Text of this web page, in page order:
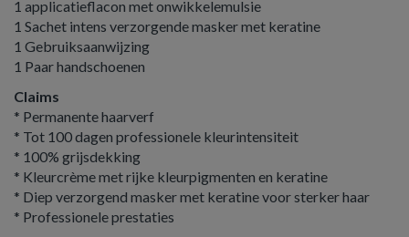
1 applicatieflacon met onwikkelemulsie
1 Sachet intens verzorgende masker met keratine
1 Gebruiksaanwijzing
1 Paar handschoenen
Claims
* Permanente haarverf
* Tot 100 dagen professionele kleurintensiteit
* 100% grijsdekking
* Kleurcrème met rijke kleurpigmenten en keratine
* Diep verzorgend masker met keratine voor sterker haar
* Professionele prestaties